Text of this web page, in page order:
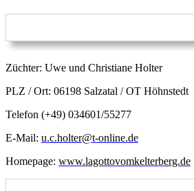
Züchter: Uwe und Christiane Holter
PLZ / Ort: 06198 Salzatal / OT Höhnstedt
Telefon (+49) 034601/55277
E-Mail: u.c.holter@t-online.de
Homepage: www.lagottovomkelterberg.de